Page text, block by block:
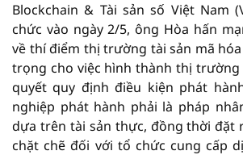
Blockchain & Tài sản số Việt Nam
chức vào ngày 2/5, ông Hòa hấn
về thí điểm thị trường tài sản mã
trọng cho việc hình thành thị
quyết quy định điều kiện phát
nghiệp phát hành phải là pháp
dựa trên tài sản thực, đồng thời đặt
chặt chẽ đối với tổ chức cung cấp